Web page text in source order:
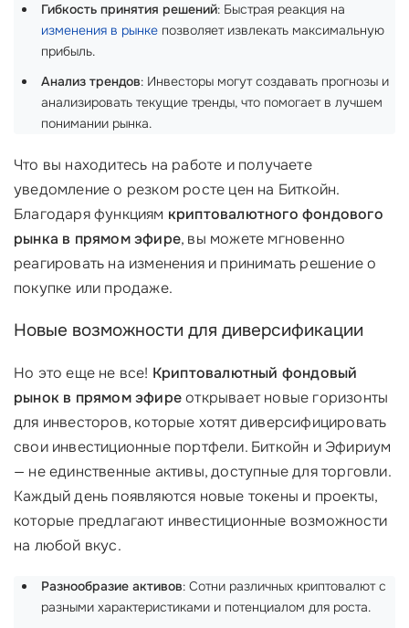
Гибкость принятия решений: Быстрая реакция на
изменения в рынке позволяет извлекать максимальную
прибыль.
Анализ трендов: Инвесторы могут создавать прогнозы и
анализировать текущие тренды, что помогает в лучшем
понимании рынка.
Что вы находитесь на работе и получаете
уведомление о резком росте цен на Биткойн.
Благодаря функциям криптовалютного фондового
рынка в прямом эфире, вы можете мгновенно
реагировать на изменения и принимать решение о
покупке или продаже.
Новые возможности для диверсификации
Но это еще не все! Криптовалютный фондовый
рынок в прямом эфиреоткрывает новые горизонты
для инвесторов, которые хотят диверсифицировать
свои инвестиционные портфели. Биткойн и Эфириум
— не единственные активы, доступные для торговли.
Каждый день появляются новые токены и проекты,
которые предлагают инвестиционные возможности
на любой вкус.
Разнообразие активов: Сотни различных криптовалют с
разными характеристиками и потенциалом для роста.